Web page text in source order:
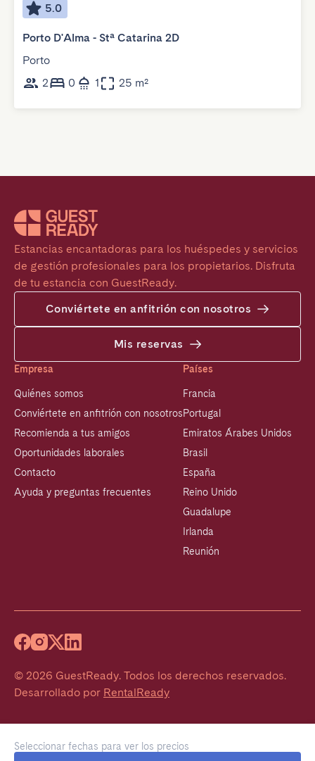
Seleccionar fechas para ver los precios
5.0
Porto D'Alma - Stª Catarina 2D
Porto
2
0 1 25 m²
Estancias encantadoras para los huéspedes y servicios
de gestión profesionales para los propietarios. Disfruta
de tu estancia con GuestReady.
Conviértete en anfitrión con nosotros
Mis reservas
Empresa
Quiénes somos
Conviértete en anfitrión con nosotros
Recomienda a tus amigos
Oportunidades laborales
Contacto
Ayuda y preguntas frecuentes
Países
Francia
Portugal
Emiratos Árabes Unidos
Brasil
España
Reino Unido
Guadalupe
Irlanda
Reunión
© 2026 GuestReady. Todos los derechos reservados.
Desarrollado por RentalReady